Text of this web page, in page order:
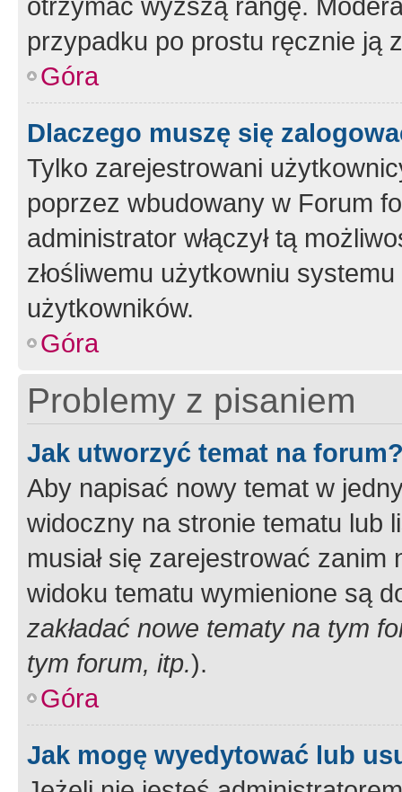
przypadku po prostu ręcznie ją
Góra
Dlaczego muszę się
Tylko zarejestrowani
poprzez wbudowany w Forum
administrator włączył tą
złośliwemu użytkowniu
użytkowników.
Góra
Problemy z pisaniem
Jak utworzyć temat na
Aby napisać nowy temat w
widoczny na stronie tematu lub
musiał się zarejestrować
widoku tematu wymienione są
zakładać nowe tematy na tym
tym forum, itp.).
Góra
Jak mogę wyedytować lub